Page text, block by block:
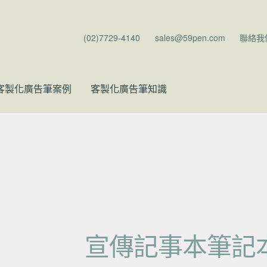
(02)7729-4140 sales@59pen.com 聯絡我
製化廣告筆案例 客製化廣告筆知識
宣傳記事本筆記